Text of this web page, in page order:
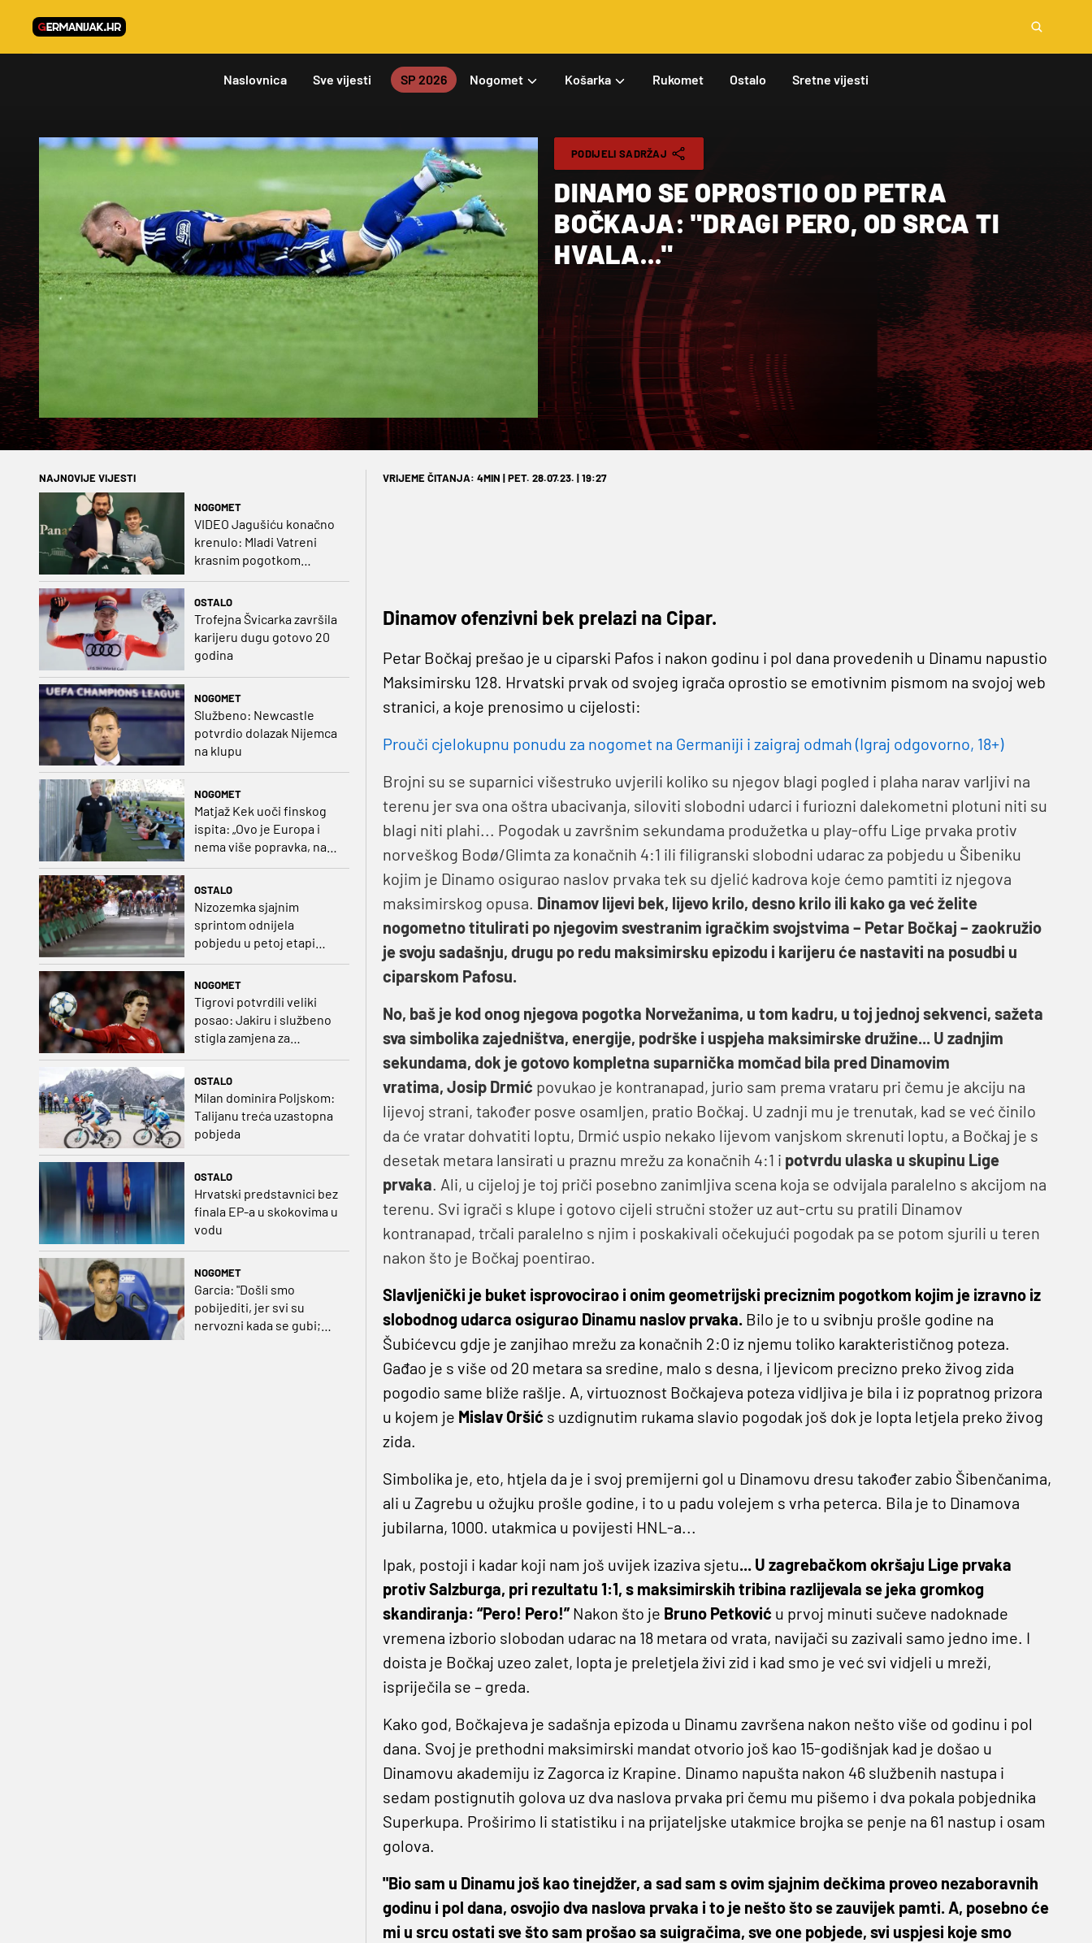
Naslovnica Sve vijesti SP 2026 Nogomet Košarka Rukomet Ostalo Sretne vijesti
PODIJELI SADRŽAJ
DINAMO SE OPROSTIO OD PETRA
BOČKAJA: "DRAGI PERO, OD SRCA TI
HVALA..."
NAJNOVIJE VIJESTI
NOGOMET
VIDEO Jagušiću konačno
krenulo: Mladi Vatreni
krasnim pogotkom
OSTALO
Trofejna Švicarka završila
karijeru dugu gotovo 20
godina
NOGOMET
Službeno: Newcastle
potvrdio dolazak Nijemca
na klupu
NOGOMET
Matjaž Kek uoči finskog
ispita: „Ovo je Europa i
nema više popravka, na
Rujevici se nešto pita i
OSTALO
Nizozemka sjajnim
sprintom odnijela
pobjedu u petoj etapi
NOGOMET
Tigrovi potvrdili veliki
posao: Jakiru i službeno
stigla zamjena za
OSTALO
Milan dominira Poljskom:
Talijanu treća uzastopna
pobjeda
OSTALO
Hrvatski predstavnici bez
finala EP-a u skokovima u
vodu
NOGOMET
Garcia: "Došli smo
pobijediti, jer svi su
nervozni kada se gubi;
VRIJEME ČITANJA: 4MIN | PET. 28.07.23. | 19:27
Dinamov ofenzivni bek prelazi na Cipar.
Petar Bočkaj prešao je u ciparski Pafos i nakon godinu i pol dana provedenih u Dinamu napustio
Maksimirsku 128. Hrvatski prvak od svojeg igrača oprostio se emotivnim pismom na svojoj web
stranici, a koje prenosimo u cijelosti:
Prouči cjelokupnu ponudu za nogomet na Germaniji i zaigraj odmah (Igraj odgovorno, 18+)
Brojni su se suparnici višestruko uvjerili koliko su njegov blagi pogled i plaha narav varljivi na
terenu jer sva ona oštra ubacivanja, siloviti slobodni udarci i furiozni dalekometni plotuni niti su
blagi niti plahi... Pogodak u završnim sekundama produžetka u play-offu Lige prvaka protiv
norveškog Bodø/Glimta za konačnih 4:1 ili filigranski slobodni udarac za pobjedu u Šibeniku
kojim je Dinamo osigurao naslov prvaka tek su djelić kadrova koje ćemo pamtiti iz njegova
maksimirskog opusa. Dinamov lijevi bek, lijevo krilo, desno krilo ili kako ga već želite
nogometno titulirati po njegovim svestranim igračkim svojstvima – Petar Bočkaj – zaokružio
je svoju sadašnju, drugu po redu maksimirsku epizodu i karijeru će nastaviti na posudbi u
ciparskom Pafosu.
No, baš je kod onog njegova pogotka Norvežanima, u tom kadru, u toj jednoj sekvenci, sažeta
sva simbolika zajedništva, energije, podrške i uspjeha maksimirske družine... U zadnjim
sekundama, dok je gotovo kompletna suparnička momčad bila pred Dinamovim
vratima, Josip Drmić povukao je kontranapad, jurio sam prema vrataru pri čemu je akciju na
lijevoj strani, također posve osamljen, pratio Bočkaj. U zadnji mu je trenutak, kad se već činilo
da će vratar dohvatiti loptu, Drmić uspio nekako lijevom vanjskom skrenuti loptu, a Bočkaj je s
desetak metara lansirati u praznu mrežu za konačnih 4:1 i potvrdu ulaska u skupinu Lige
prvaka. Ali, u cijeloj je toj priči posebno zanimljiva scena koja se odvijala paralelno s akcijom na
terenu. Svi igrači s klupe i gotovo cijeli stručni stožer uz aut-crtu su pratili Dinamov
kontranapad, trčali paralelno s njim i poskakivali očekujući pogodak pa se potom sjurili u teren
nakon što je Bočkaj poentirao.
Slavljenički je buket isprovocirao i onim geometrijski preciznim pogotkom kojim je izravno iz
slobodnog udarca osigurao Dinamu naslov prvaka.Bilo je to u svibnju prošle godine na
Šubićevcu gdje je zanjihao mrežu za konačnih 2:0 iz njemu toliko karakterističnog poteza.
Gađao je s više od 20 metara sa sredine, malo s desna, i ljevicom precizno preko živog zida
pogodio same bliže rašlje. A, virtuoznost Bočkajeva poteza vidljiva je bila i iz popratnog prizora
u kojem je Mislav Oršić s uzdignutim rukama slavio pogodak još dok je lopta letjela preko živog
zida.
Simbolika je, eto, htjela da je i svoj premijerni gol u Dinamovu dresu također zabio Šibenčanima,
ali u Zagrebu u ožujku prošle godine, i to u padu volejem s vrha peterca. Bila je to Dinamova
jubilarna, 1000. utakmica u povijesti HNL-a...
Ipak, postoji i kadar koji nam još uvijek izaziva sjetu... U zagrebačkom okršaju Lige prvaka
protiv Salzburga, pri rezultatu 1:1, s maksimirskih tribina razlijevala se jeka gromkog
skandiranja: “Pero! Pero!”Nakon što je Bruno Petković u prvoj minuti sučeve nadoknade
vremena izborio slobodan udarac na 18 metara od vrata, navijači su zazivali samo jedno ime. I
doista je Bočkaj uzeo zalet, lopta je preletjela živi zid i kad smo je već svi vidjeli u mreži,
ispriječila se – greda.
Kako god, Bočkajeva je sadašnja epizoda u Dinamu završena nakon nešto više od godinu i pol
dana. Svoj je prethodni maksimirski mandat otvorio još kao 15-godišnjak kad je došao u
Dinamovu akademiju iz Zagorca iz Krapine. Dinamo napušta nakon 46 službenih nastupa i
sedam postignutih golova uz dva naslova prvaka pri čemu mu pišemo i dva pokala pobjednika
Superkupa. Proširimo li statistiku i na prijateljske utakmice brojka se penje na 61 nastup i osam
golova.
"Bio sam u Dinamu još kao tinejdžer, a sad sam s ovim sjajnim dečkima proveo nezaboravnih
godinu i pol dana, osvojio dva naslova prvaka i to je nešto što se zauvijek pamti. A, posebno će
mi u srcu ostati sve što sam prošao sa suigračima, sve one pobjede, svi uspjesi koje smo